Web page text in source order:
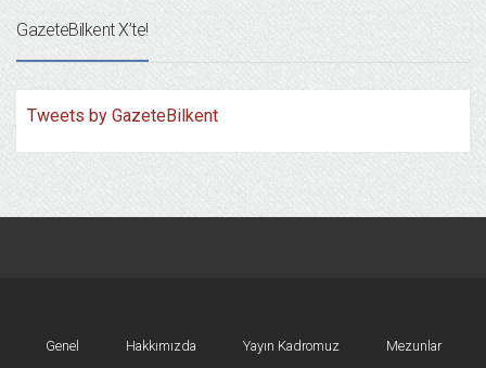
GazeteBilkent X’te!
Tweets by GazeteBilkent
Genel Hakkımızda Yayın Kadromuz Mezunlar